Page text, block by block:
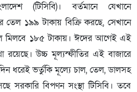
(টিসিবি)। বর্তমানে যেখানে
তেল ১৯৯ টাকায় বিক্রি করছে, সেখানে
মিলবে ১৮৫ টাকায়। ঈদের আগেই এই
রয়েছে। উচ্চ মূল্যস্ফীতির এই বাজারে
ধরেই ভর্তুকি মূল্যে চাল, তেল, ডালসহ
সরকারি বিপণন সংস্থা টিসিবি। তবে